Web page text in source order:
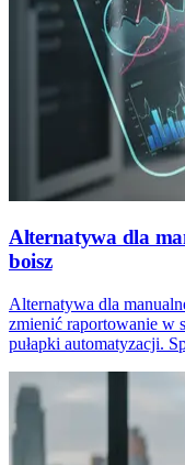
Alternatywa dla
boisz
Alternatywa dla
zmienić raportowanie w
pułapki automatyzacji.